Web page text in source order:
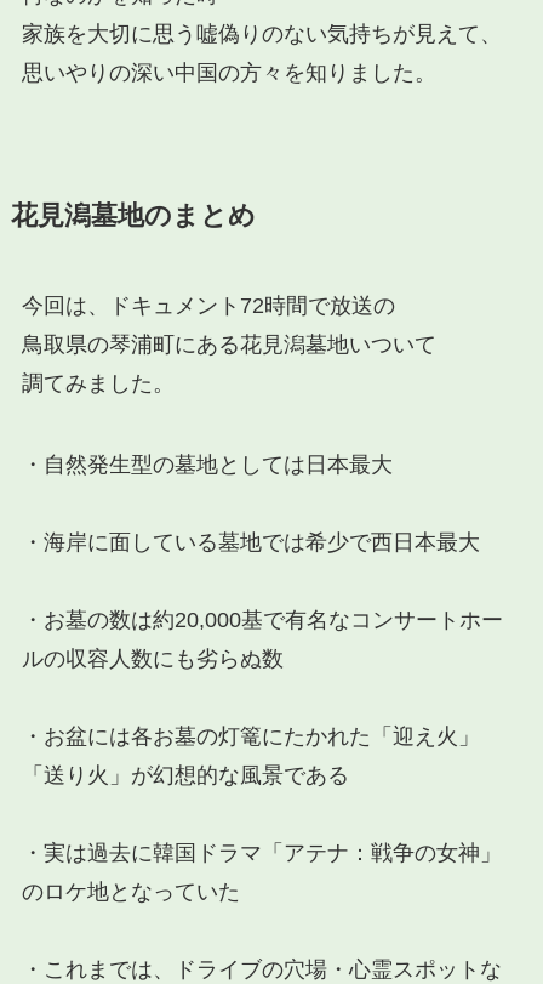
家族を大切に思う嘘偽りのない気持ちが見えて、
思いやりの深い中国の方々を知りました。
花見潟墓地のまとめ
今回は、ドキュメント72時間で放送の
鳥取県の琴浦町にある花見潟墓地いついて
調てみました。
・自然発生型の墓地としては日本最大
・海岸に面している墓地では希少で西日本最大
・お墓の数は約20,000基で有名なコンサートホー
ルの収容人数にも劣らぬ数
・お盆には各お墓の灯篭にたかれた「迎え火」
「送り火」が幻想的な風景である
・実は過去に韓国ドラマ「アテナ：戦争の女神」
のロケ地となっていた
・これまでは、ドライブの穴場・心霊スポットな